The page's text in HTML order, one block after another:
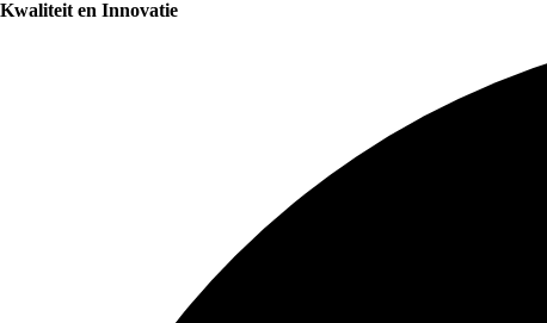
Kwaliteit en Innovatie